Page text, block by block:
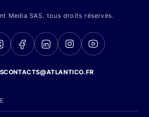
Media SAS. tous droits réservés.